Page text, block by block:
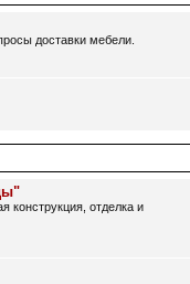
доставки мебели.
конструкция, отделка и